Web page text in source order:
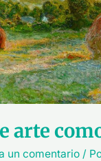
arte
un comentario /